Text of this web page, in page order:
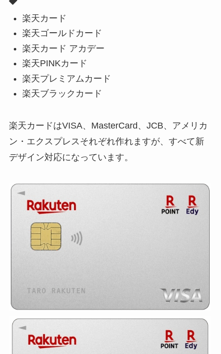
楽天カード
楽天ゴールドカード
楽天カード アカデー
楽天PINKカード
楽天プレミアムカード
楽天ブラックカード
楽天カードはVISA、MasterCard、JCB、アメリカ
ン・エクスプレスそれぞれ作れますが、すべて新
デザイン対応になっています。